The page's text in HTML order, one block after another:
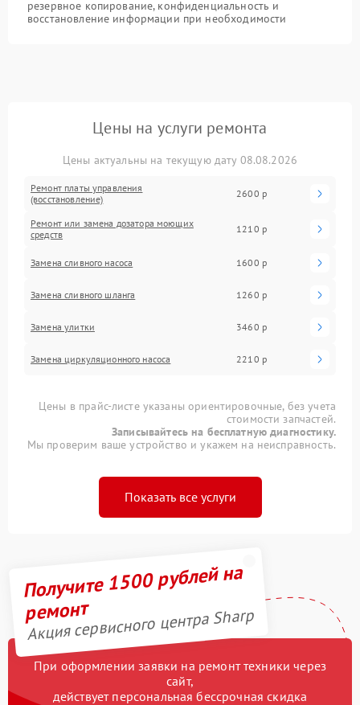
резервное копирование, конфиденциальность и
восстановление информации при необходимости
Цены на услуги ремонта
Цены актуальны на текущую дату 08.08.2026
Ремонт платы управления
(восстановление)
2600 р
Ремонт или замена дозатора моющих
средств
1210 р
Замена сливного насоса 1600 р
Замена сливного шланга 1260 р
Замена улитки 3460 р
Замена циркуляционного насоса 2210 р
Цены в прайс-листе указаны ориентировочные, без учета
стоимости запчастей.
Записывайтесь на бесплатную диагностику.
Мы проверим ваше устройство и укажем на неисправность.
Показать все услуги
Получите 1500 рублей на
ремонт
Акция сервисного центра Sharp
При оформлении заявки на ремонт техники через
сайт,
действует персональная бессрочная скидка